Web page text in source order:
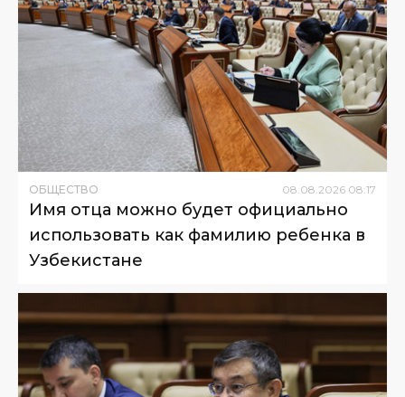
ОБЩЕСТВО 08 08 2026 08:17
Имя отца можно будет официально
использовать как фамилию ребенка в
Узбекистане